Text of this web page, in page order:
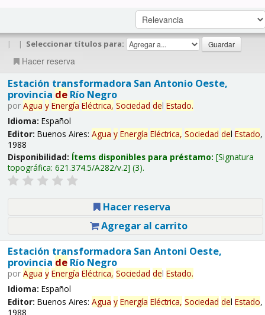
| | Seleccionar títulos para:
Hacer reserva
Estación transformadora San Antonio Oeste,
provincia deRío Negro
por Agua y Energía Eléctrica, Sociedad del Estado.
Idioma: Español
Editor: Buenos Aires: Agua y Energía Eléctrica, Sociedad del Estado,
1988
Disponibilidad: Ítems disponibles para préstamo: Signatura
topográfica: 621.374.5/A282/v.2 (3).
Hacer reserva
Agregar al carrito
Estación transformadora San Antoni Oeste,
provincia deRío Negro
por Agua y Energía Eléctrica, Sociedad del Estado.
Idioma: Español
Editor: Buenos Aires: Agua y Energía Eléctrica, Sociedad del Estado,
1988